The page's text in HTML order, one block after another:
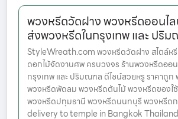
พวงหรีดวัดฝาง พวงหรีดออนไ
ส่งพวงหรีดในกรุงเทพ และ ปริ
StyleWreath.com พวงหรีดวัดฝาง สไตล์ห
ดอกไม้จัดงานศพ ครบวงจร ร้านพวงหรีดออ
กรุงเทพ และ ปริมณฑล ดีไซน์สวยหรู ราคาถู
พวงหรีดพัดลม พวงหรีดต้นไม้ พวงหรีดของใ
พวงหรีดปทุมธานี พวงหรีดนนทบุรี พวงหรีด
delivery to temple in Bangkok Thailand